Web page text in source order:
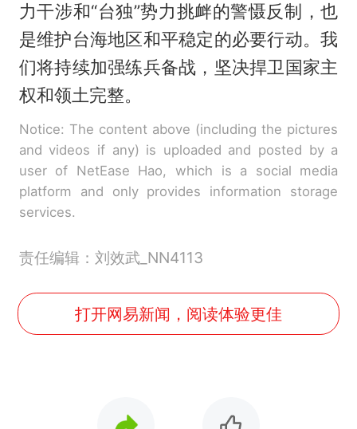
力干涉和“台独”势力挑衅的警慑反制，也
是维护台海地区和平稳定的必要行动。我
们将持续加强练兵备战，坚决捍卫国家主
权和领土完整。
Notice: The content above (including the pictures
and videos if any) is uploaded and posted by a
user of NetEase Hao, which is a social media
platform and only provides information storage
services.
责任编辑：刘效武_NN4113
打开网易新闻，阅读体验更佳